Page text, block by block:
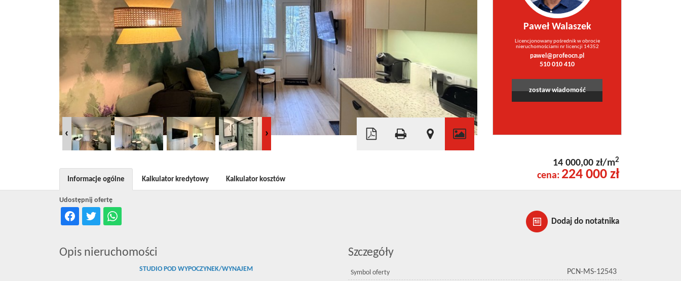
©OpenStreetMap contributors
Paweł Walaszek
Licencjonowany pośrednik w obrocie
nieruchomościami nr licencji 14352
pawel@profeocn.pl
510 010 410
zostaw wiadomość
14 000,00 zł/m2
cena: 224 000 zł
Dodaj do notatnika
Udostępnij ofertę
Informacje ogólne Kalkulator kredytowy Kalkulator kosztów
Opis nieruchomości
STUDIO POD WYPOCZYNEK/WYNAJEM
Szczegóły
Symbol oferty PCN-MS-12543